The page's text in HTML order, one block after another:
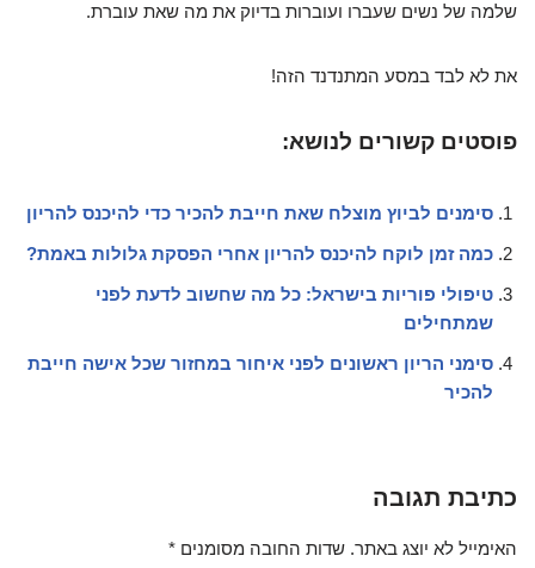
שלמה של נשים שעברו ועוברות בדיוק את מה שאת עוברת.
את לא לבד במסע המתנדנד הזה!
פוסטים קשורים לנושא:
סימנים לביוץ מוצלח שאת חייבת להכיר כדי להיכנס להריון
כמה זמן לוקח להיכנס להריון אחרי הפסקת גלולות באמת?
טיפולי פוריות בישראל: כל מה שחשוב לדעת לפני
שמתחילים
סימני הריון ראשונים לפני איחור במחזור שכל אישה חייבת
להכיר
כתיבת תגובה
האימייל לא יוצג באתר. שדות החובה מסומנים *